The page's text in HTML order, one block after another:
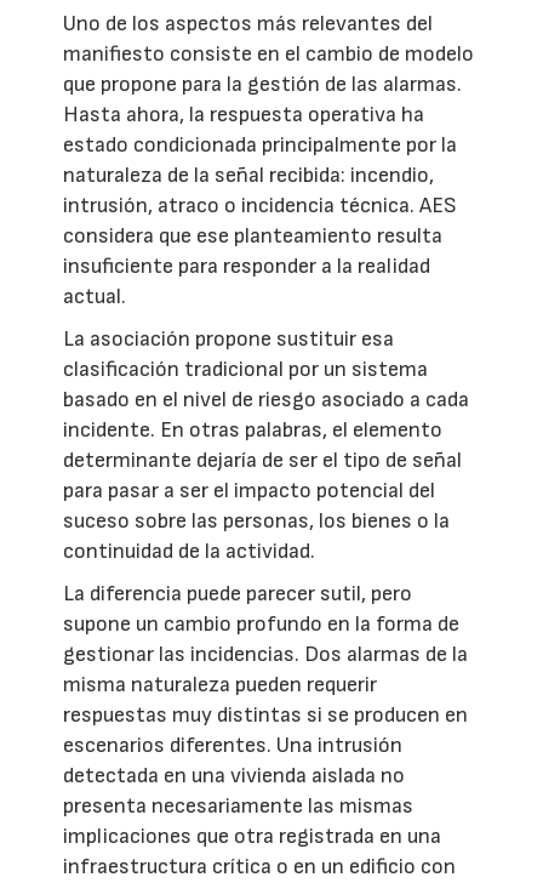
Uno de los aspectos más relevantes del
manifiesto consiste en el cambio de modelo
que propone para la gestión de las alarmas.
Hasta ahora, la respuesta operativa ha
estado condicionada principalmente por la
naturaleza de la señal recibida: incendio,
intrusión, atraco o incidencia técnica. AES
considera que ese planteamiento resulta
insuficiente para responder a la realidad
actual.
La asociación propone sustituir esa
clasificación tradicional por un sistema
basado en el nivel de riesgo asociado a cada
incidente. En otras palabras, el elemento
determinante dejaría de ser el tipo de señal
para pasar a ser el impacto potencial del
suceso sobre las personas, los bienes o la
continuidad de la actividad.
La diferencia puede parecer sutil, pero
supone un cambio profundo en la forma de
gestionar las incidencias. Dos alarmas de la
misma naturaleza pueden requerir
respuestas muy distintas si se producen en
escenarios diferentes. Una intrusión
detectada en una vivienda aislada no
presenta necesariamente las mismas
implicaciones que otra registrada en una
infraestructura crítica o en un edificio con